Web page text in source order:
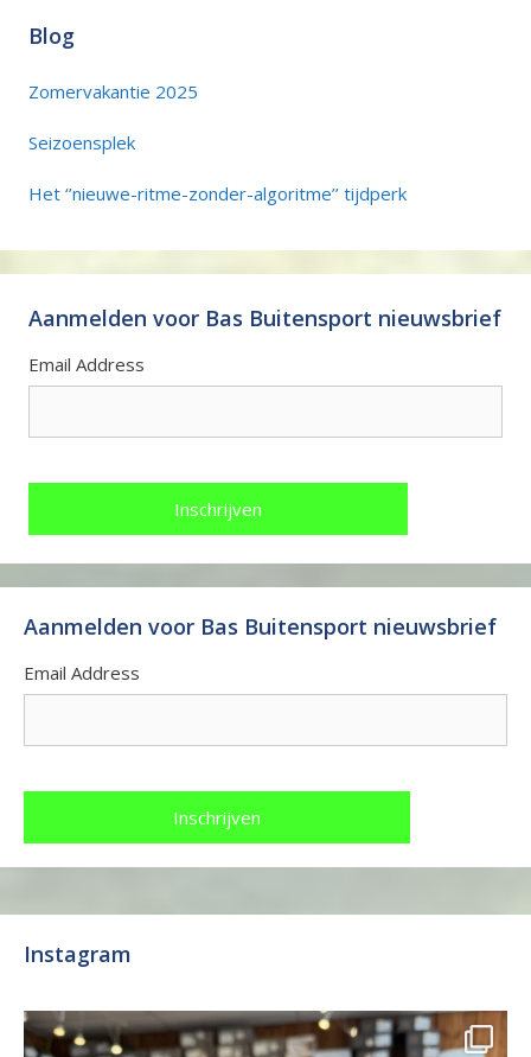
Blog
Zomervakantie 2025
Seizoensplek
Het ‘’nieuwe-ritme-zonder-algoritme’’ tijdperk
Aanmelden voor Bas Buitensport nieuwsbrief
Email Address
Aanmelden voor Bas Buitensport nieuwsbrief
Email Address
Instagram